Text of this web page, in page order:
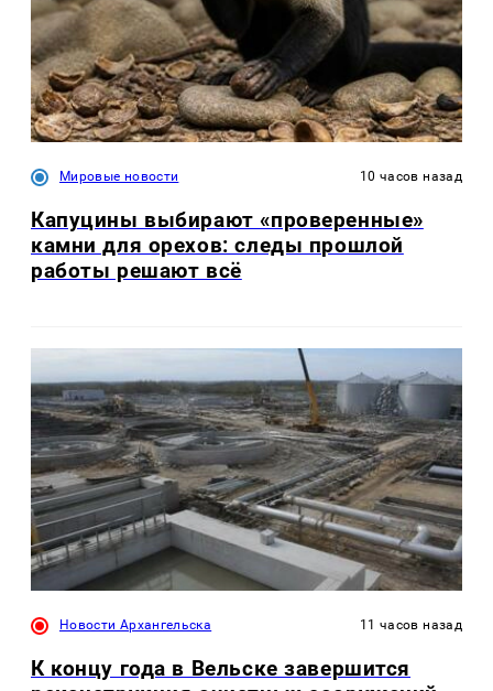
Мировые новости 10 часов назад
Капуцины выбирают «проверенные»
камни для орехов: следы прошлой
работы решают всё
Новости Архангельска 11 часов назад
К концу года в Вельске завершится